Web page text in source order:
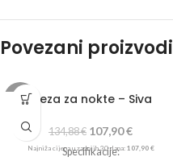
Povezani proizvodi
-20%Freza za nokte – Siva
134,88€ 107,90€
Najniža cijena u zadnjih 30 dana: 107,90 €
Specifikacije: